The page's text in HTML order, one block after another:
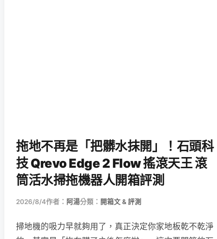
拖地不再是「把髒水抹開」！石頭科
技 Qrevo Edge 2 Flow 搖滾天王 滾
筒活水掃拖機器人開箱評測
2026/8/4作者： 阿湯分類： 開箱文 & 評測
掃地機的吸力早就夠用了，真正決定你家地板乾不乾淨